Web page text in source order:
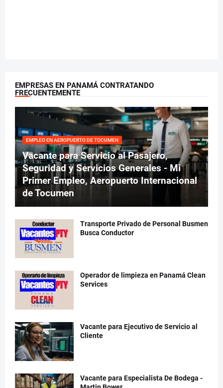
EMPRESAS EN PANAMÁ CONTRATANDO
FRECUENTEMENTE
EMPLEO EN AEROPUERTO DE TOCUMEN
Vacante para Servicio al Pasajero,
Seguridad y Servicios Generales - Mi
Primer Empleo, Aeropuerto Internacional
de Tocumen
Transporte Privado de Personal Busmen
Busca Conductor
Operador de limpieza en Panamá Clean
Services
Vacante para Ejecutivo de Servicio al
Cliente
Vacante para Especialista De Bodega -